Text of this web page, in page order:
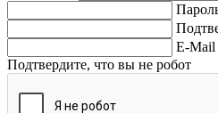
E-Mail
Подтвердите, что вы не робот